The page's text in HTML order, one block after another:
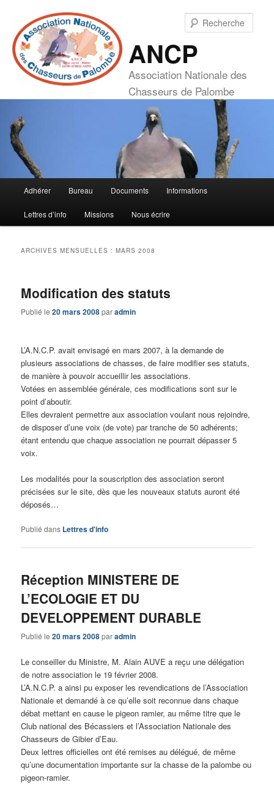
contenu
principal
contenu
secondaire
ANCP
Association Nationale des
Chasseurs de Palombe
principal
Adhérer Bureau Documents Informations
Lettres d’info Missions Nous écrire
ARCHIVES MENSUELLES :MARS 2008
Modification des statuts
Publié le20 mars 2008paradmin
L’A.N.C.P. avait envisagé en mars 2007, à la demande de
plusieurs associations de chasses, de faire modifier ses statuts,
de manière à pouvoir accueillir les associations.
Votées en assemblée générale, ces modifications sont sur le
point d’aboutir.
Elles devraient permettre aux association voulant nous rejoindre,
de disposer d’une voix (de vote) par tranche de 50 adhérents;
étant entendu que chaque association ne pourrait dépasser 5
voix.
Les modalités pour la souscription des association seront
précisées sur le site, dès que les nouveaux statuts auront été
déposés…
Publié dans Lettres d'info
Réception MINISTERE DE
L’ECOLOGIE ET DU
DEVELOPPEMENT DURABLE
Publié le20 mars 2008paradmin
Le conseiller du Ministre, M. Alain AUVE a reçu une délégation
de notre association le 19 février 2008.
L’A.N.C.P. a ainsi pu exposer les revendications de l’Association
Nationale et demandé à ce qu’elle soit reconnue dans chaque
débat mettant en cause le pigeon ramier, au même titre que le
Club national des Bécassiers et l’Association Nationale des
Chasseurs de Gibier d’Eau.
Deux lettres officielles ont été remises au délégué, de même
qu’une documentation importante sur la chasse de la palombe ou
pigeon-ramier.